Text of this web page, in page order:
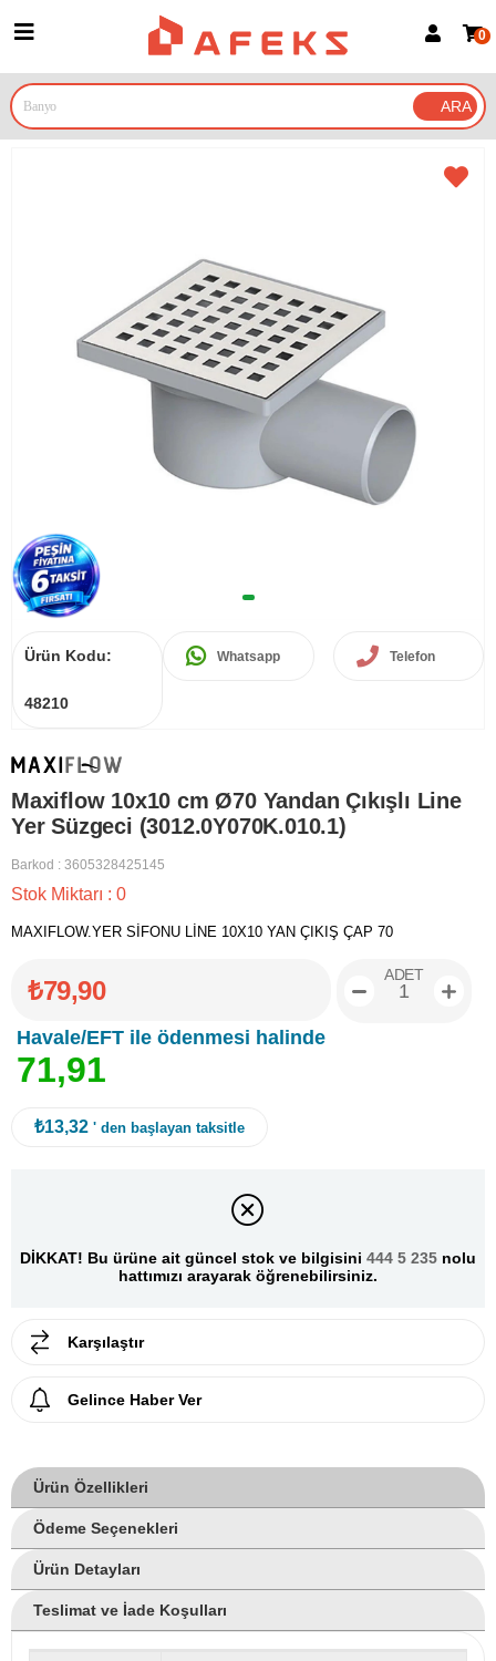
Google İle Bağlan
0
Ürün Kodu:
48210
Whatsapp Telefon
Maxiflow 10x10 cm Ø70 Yandan Çıkışlı Line
Yer Süzgeci (3012.0Y070K.010.1)
Barkod : 3605328425145
Stok Miktarı : 0
MAXIFLOW.YER SİFONU LİNE 10X10 YAN ÇIKIŞ ÇAP 70
₺79,90
Havale/EFT ile ödenmesi halinde
71,91
ADET
₺13,32 ' den başlayan taksitle
DİKKAT! Bu ürüne ait güncel stok ve bilgisini 444 5 235 nolu
hattımızı arayarak öğrenebilirsiniz.
Karşılaştır
Gelince Haber Ver
Ürün Özellikleri
Ödeme Seçenekleri
Ürün Detayları
Teslimat ve İade Koşulları